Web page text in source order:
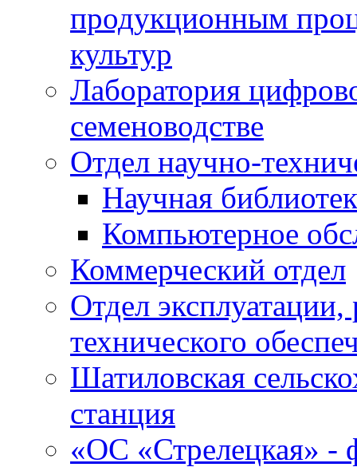
продукционным
культур
Лаборатория
семеноводстве
Отдел научно-
Научная
Компьютерное
Коммерческий отдел
Отдел
технического
Шатиловская
станция
«ОС «Стрелецкая»